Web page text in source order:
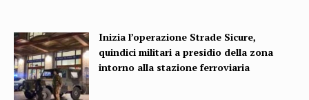
Inizia l’operazione Strade Sicure,
quindici militari a presidio della zona
intorno alla stazione ferroviaria